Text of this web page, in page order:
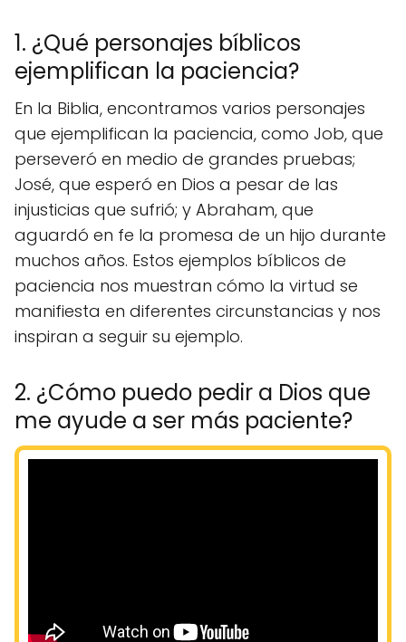
1. ¿Qué personajes bíblicos
ejemplifican la paciencia?
En la Biblia, encontramos varios personajes
que ejemplifican la paciencia, como Job, que
perseveró en medio de grandes pruebas;
José, que esperó en Dios a pesar de las
injusticias que sufrió; y Abraham, que
aguardó en fe la promesa de un hijo durante
muchos años. Estos ejemplos bíblicos de
paciencia nos muestran cómo la virtud se
manifiesta en diferentes circunstancias y nos
inspiran a seguir su ejemplo.
2. ¿Cómo puedo pedir a Dios que
me ayude a ser más paciente?